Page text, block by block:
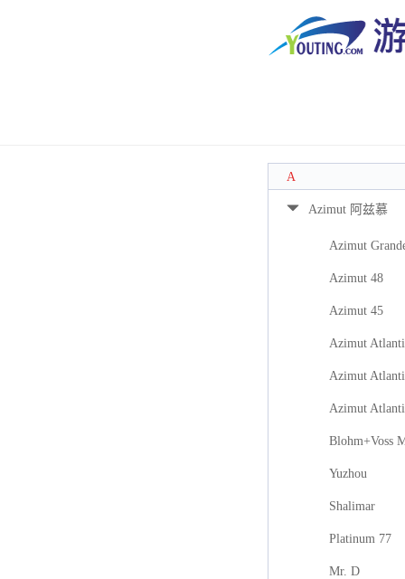
A
Azimut 阿兹慕
Azimut
Azimut 48
Azimut 45
Azimut
Azimut
Azimut
Blohm+Voss
Yuzhou
Shalimar
Platinum 77
Mr. D